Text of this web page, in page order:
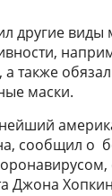
другие виды
также
маски.
сообщил о
Джона